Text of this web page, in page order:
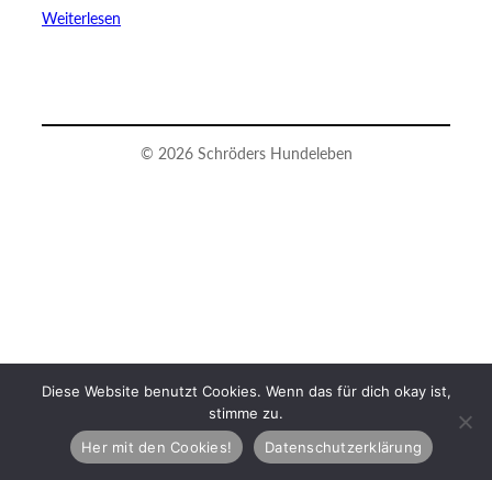
Weiterlesen
© 2026 Schröders Hundeleben
Diese Website benutzt Cookies. Wenn das für dich okay ist,
stimme zu.
Her mit den Cookies!
Datenschutzerklärung